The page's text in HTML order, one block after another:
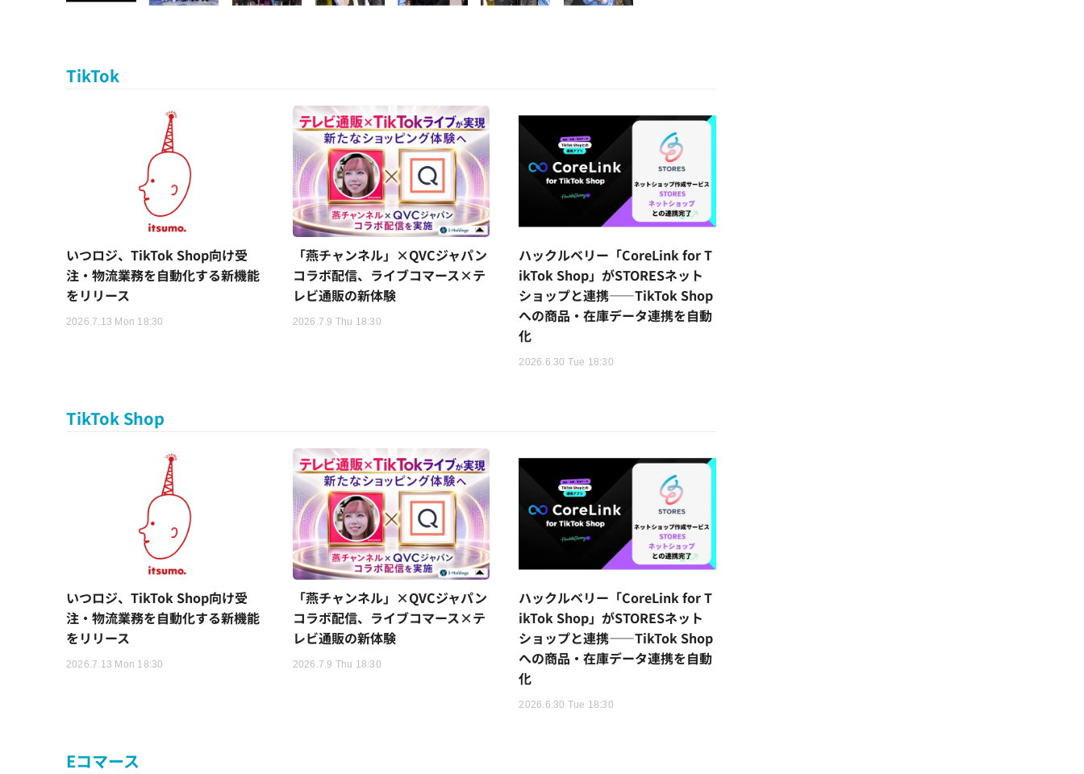
TikTok
いつロジ、TikTok Shop向け受
注・物流業務を自動化する新機能
をリリース
2026.7.13 Mon 18:30
「燕チャンネル」×QVCジャパン
コラボ配信、ライブコマース×テ
レビ通販の新体験
2026.7.9 Thu 18:30
ハックルベリー「CoreLink for T
ikTok Shop」がSTORESネット
ショップと連携——TikTok Shop
への商品・在庫データ連携を自動
化
2026.6.30 Tue 18:30
TikTok Shop
いつロジ、TikTok Shop向け受
注・物流業務を自動化する新機能
をリリース
2026.7.13 Mon 18:30
「燕チャンネル」×QVCジャパン
コラボ配信、ライブコマース×テ
レビ通販の新体験
2026.7.9 Thu 18:30
ハックルベリー「CoreLink for T
ikTok Shop」がSTORESネット
ショップと連携——TikTok Shop
への商品・在庫データ連携を自動
化
2026.6.30 Tue 18:30
Eコマース